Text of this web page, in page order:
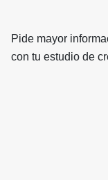
Pide mayor
con tu estudio de